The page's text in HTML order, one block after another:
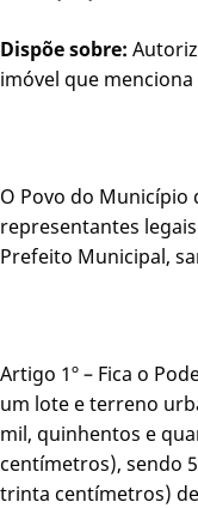
Dispõe sobre:
imóvel que
O Povo do Município
representantes
Prefeito Municipal,
Artigo 1º – Fica o
um lote e terreno
mil, quinhentos e
centímetros), sendo
trinta centímetros)